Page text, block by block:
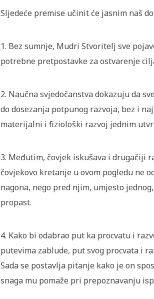
Sljedeće premise učinit će jasnim naš
1. Bez sumnje, Mudri Stvoritelj sve
potrebne pretpostavke za ostvarenje
2. Naučna svjedočanstva dokazuju da
do dosezanja potpunog razvoja, bez i
materijalni i fiziološki razvoj jednim
3. Međutim, čovjek iskušava i drugačiji
čovjekovo kretanje u ovom pogledu ne
nagona, nego pred njim, umjesto
propast.
4. Kako bi odabrao put ka procvatu i
putevima zablude, put svog procvata i
Sada se postavlja pitanje kako je on
snaga mu pomaže pri prepoznavanju